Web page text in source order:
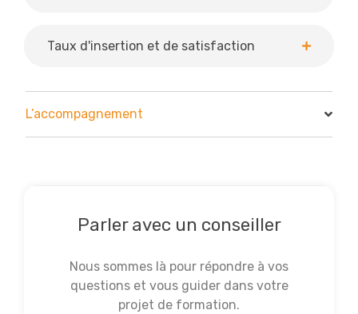
Taux d'insertion et de satisfaction
L’accompagnement
Parler avec un conseiller
Nous sommes là pour répondre à vos
questions et vous guider dans votre
projet de formation.